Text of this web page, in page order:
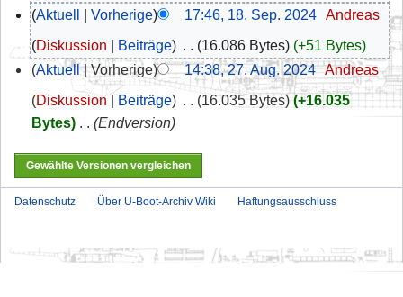
Aktuell
Vorherige 17:46, 18. Sep. 2024‎ Andreas
Diskussion
Beiträge 16.086 Bytes
+51 Bytes
Aktuell
Vorherige 14:38, 27. Aug. 2024‎ Andreas
Diskussion
Beiträge 16.035 Bytes
+16.035
Bytes ‎ Endversion
Datenschutz Über U-Boot-Archiv Wiki Haftungsausschluss